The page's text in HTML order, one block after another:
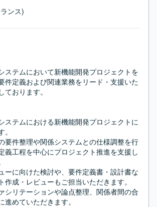
ンス)
ステムにおいて新機能開発プロジェクトを
件定義および関連業務をリード・支援いた
ております。
ステムにおける新機能開発プロジェクトに
要件整理や関係システムとの仕様調整を行
義工程を中心にプロジェクト推進を支援し
ーに向けた検討や、要件定義書・設計書な
作成・レビューもご担当いただきます。
シリテーションや論点整理、関係者間の合
進めていただきます。